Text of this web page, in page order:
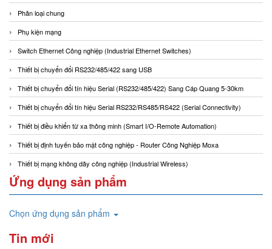
Phân loại chung
Phụ kiện mạng
Switch Ethernet Công nghiệp (Industrial Ethernet Switches)
Thiết bị chuyển đổi RS232/485/422 sang USB
Thiết bị chuyển đổi tín hiệu Serial (RS232/485/422) Sang Cáp Quang 5-30km
Thiết bị chuyển đổi tín hiệu Serial RS232/RS485/RS422 (Serial Connectivity)
Thiết bị điều khiển từ xa thông minh (Smart I/O-Remote Automation)
Thiết bị định tuyến bảo mật công nghiệp - Router Công Nghiệp Moxa
Thiết bị mạng không dây công nghiệp (Industrial Wireless)
Ứng dụng sản phẩm
Chọn ứng dụng sản phẩm
Tin mới